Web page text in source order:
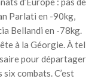
Parlati en -90kg,
Bellandi en -78kg.
à la Géorgie. À tel
pour départager
six combats. C’est